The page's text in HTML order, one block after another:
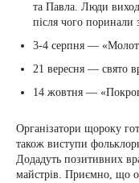
та Павла. Люди
після чого поринали
3-4 серпня —
21 вересня — свято
14 жовтня —
Організатори щороку
також виступи
Додадуть позитивних
майстрів. Приємно, що